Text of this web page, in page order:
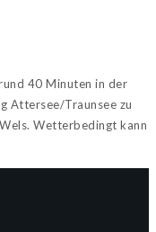
40 Minuten in der
Attersee/Traunsee zu
Wetterbedingt kann